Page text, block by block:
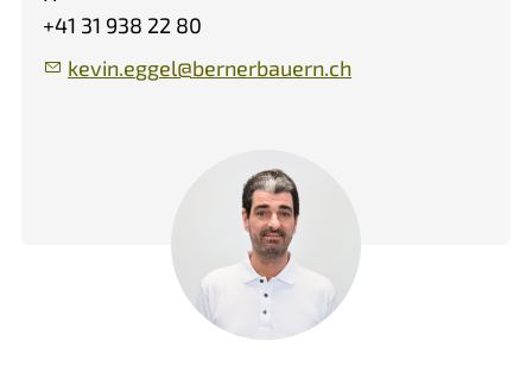
+41 31 938 22 80
k v n gg l b rn rb rn ch